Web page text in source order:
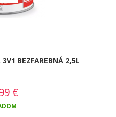
BEZFAREBNÁ 2,5L
€